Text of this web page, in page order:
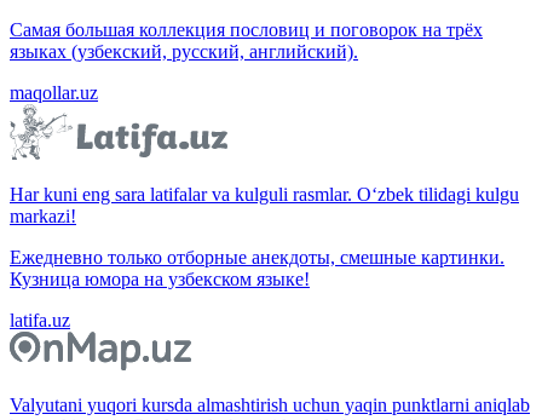
Самая большая коллекция пословиц и поговорок на трёх
языках (узбекский, русский, английский).
maqollar.uz
Har kuni eng sara latifalar va kulguli rasmlar. O‘zbek tilidagi kulgu
markazi!
Ежедневно только отборные анекдоты, смешные картинки.
Кузница юмора на узбекском языке!
latifa.uz
Valyutani yuqori kursda almashtirish uchun yaqin punktlarni aniqlab